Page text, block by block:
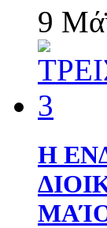
9
Η